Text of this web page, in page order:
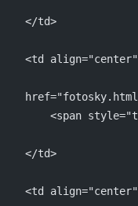
    </td>
<td
<span
    </td>
<td